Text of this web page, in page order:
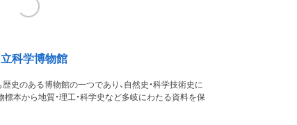
立科学博物館
史のある博物館の一つであり、自然史・科学技術史に
本から地質・理工・科学史など多岐にわたる資料を保